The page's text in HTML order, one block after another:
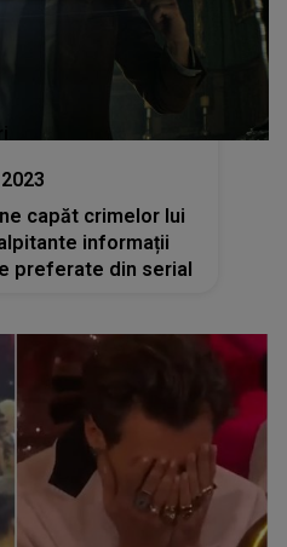
capăt crimelor lui
informații
preferate din serial